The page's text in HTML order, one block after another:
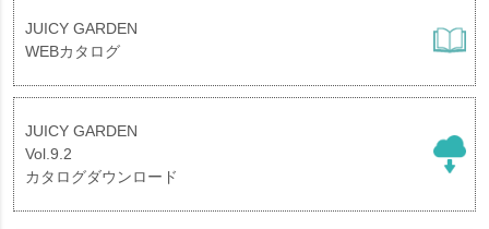
JUICY GARDEN
WEBカタログ
JUICY GARDEN
Vol.9.2
カタログダウンロード